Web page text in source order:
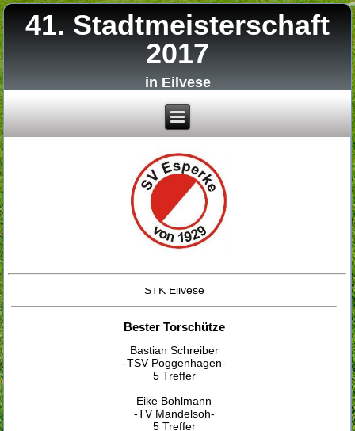
41. Stadtmeisterschaft
2017
in Eilvese
STK Eilvese
Bester Torschütze
Bastian Schreiber
-TSV Poggenhagen-
5 Treffer
Eike Bohlmann
-TV Mandelsoh-
5 Treffer